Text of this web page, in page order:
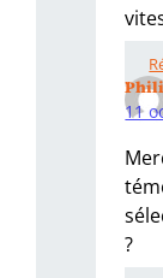
11
?